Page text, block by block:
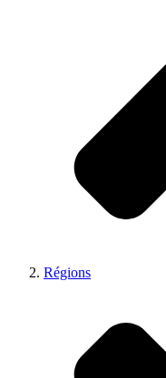
Régions